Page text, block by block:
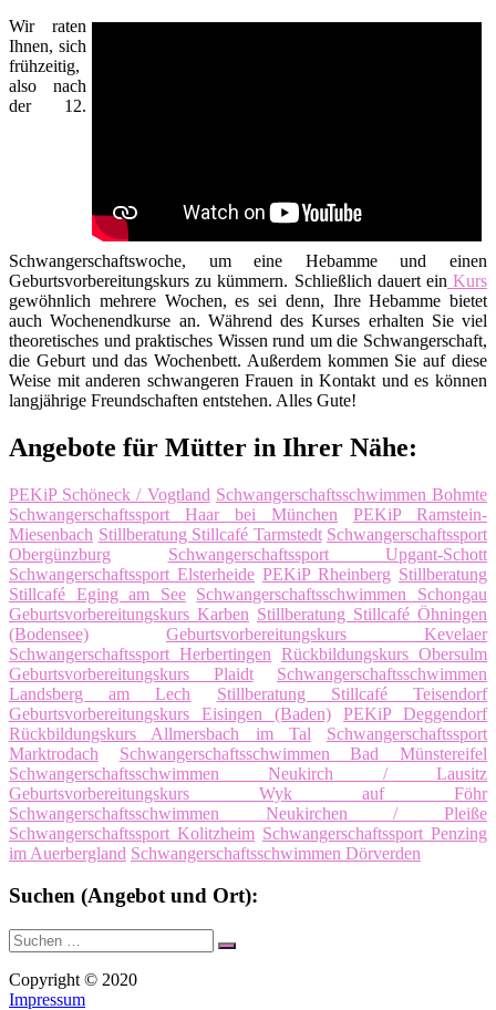
Wir raten
Ihnen, sich
frühzeitig,
also nach
der 12.
Schwangerschaftswoche, um eine Hebamme und einen
Geburtsvorbereitungskurs zu kümmern. Schließlich dauert ein Kurs
gewöhnlich mehrere Wochen, es sei denn, Ihre Hebamme bietet
auch Wochenendkurse an. Während des Kurses erhalten Sie viel
theoretisches und praktisches Wissen rund um die Schwangerschaft,
die Geburt und das Wochenbett. Außerdem kommen Sie auf diese
Weise mit anderen schwangeren Frauen in Kontakt und es können
langjährige Freundschaften entstehen. Alles Gute!
Angebote für Mütter in Ihrer Nähe:
PEKiP Schöneck / Vogtland Schwangerschaftsschwimmen Bohmte
Schwangerschaftssport Haar bei München
PEKiP Ramstein-
Miesenbach Stillberatung Stillcafé Tarmstedt Schwangerschaftssport
Obergünzburg
Schwangerschaftssport Upgant-Schott
Schwangerschaftssport Elsterheide PEKiP Rheinberg Stillberatung
Stillcafé Eging am See Schwangerschaftsschwimmen Schongau
Geburtsvorbereitungskurs Karben Stillberatung Stillcafé Öhningen
(Bodensee)
Geburtsvorbereitungskurs Kevelaer
Schwangerschaftssport Herbertingen Rückbildungskurs Obersulm
Geburtsvorbereitungskurs Plaidt
Schwangerschaftsschwimmen
Landsberg am Lech
Stillberatung Stillcafé Teisendorf
Geburtsvorbereitungskurs Eisingen (Baden)
PEKiP Deggendorf
Rückbildungskurs Allmersbach im Tal
Schwangerschaftssport
Marktrodach
Schwangerschaftsschwimmen Bad Münstereifel
Schwangerschaftsschwimmen Neukirch / Lausitz
Geburtsvorbereitungskurs Wyk auf Föhr
Schwangerschaftsschwimmen Neukirchen / Pleiße
Schwangerschaftssport Kolitzheim Schwangerschaftssport Penzing
im Auerbergland Schwangerschaftsschwimmen Dörverden
Suchen (Angebot und Ort):
Suche
nach:
Suchen
Copyright © 2020
Impressum